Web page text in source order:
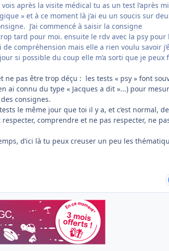
après la visite médical tu as un test l’après
» et à ce moment là j’ai eu un soucis sur
J’ai commencé à saisir la consigne
tard pour moi. ensuite le rdv avec la psy pour
compréhension mais elle a rien voulu savoir
si possible du coup elle m’a sorti que je peux
ne pas être trop déçu : les tests « psy » font
ai connu du type « Jacques a dit »...) pour
consignes.
le même jour que toi il y a, et c’est normal,
comprendre et ne pas respecter, ne
d’ici là tu peux creuser un peu les